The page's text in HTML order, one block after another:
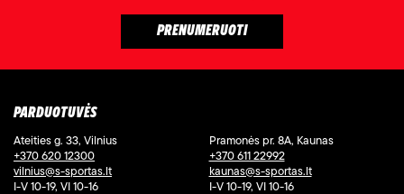
PARDUOTUVĖS
Ateities g. 33, Vilnius
+370 620 12300
vilnius@s-sportas.lt
I-V 10-19, VI 10-16
Pramonės pr. 8A, Kaunas
+370 611 22992
kaunas@s-sportas.lt
I-V 10-19, VI 10-16